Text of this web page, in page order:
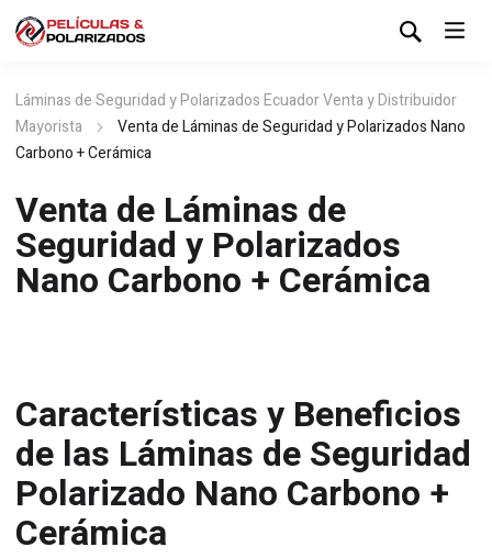
Láminas de Seguridad y Polarizados Ecuador Venta y Distribuidor
Mayorista
Venta de Láminas de Seguridad y Polarizados Nano
Carbono + Cerámica
Venta de Láminas de
Seguridad y Polarizados
Nano Carbono + Cerámica
Características y Beneficios
de las Láminas de Seguridad
Polarizado Nano Carbono +
Cerámica